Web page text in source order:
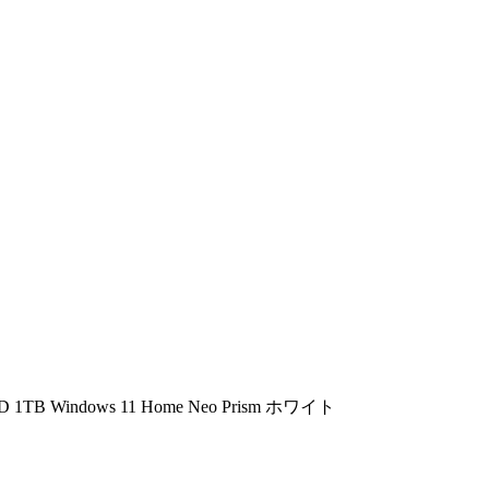
Windows 11 Home Neo Prism ホワイト